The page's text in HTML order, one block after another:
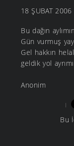
18 ŞUBAT 2006
Bu dağın
Gün vurmuş
Gel hakkın
geldik yol
Anonim
Bu